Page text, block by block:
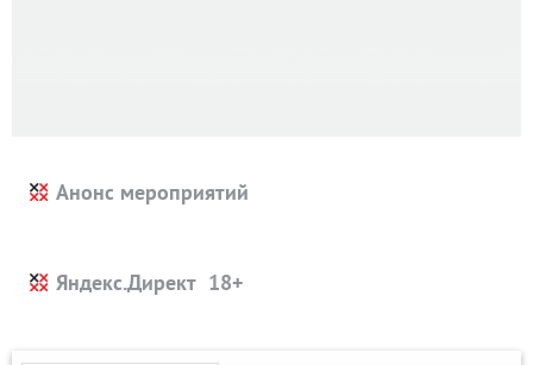
Анонс мероприятий
Яндекс.Директ